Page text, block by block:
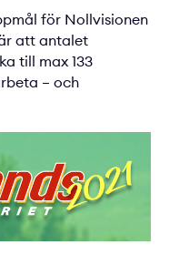
för Nollvisionen
att antalet
till max 133
– och